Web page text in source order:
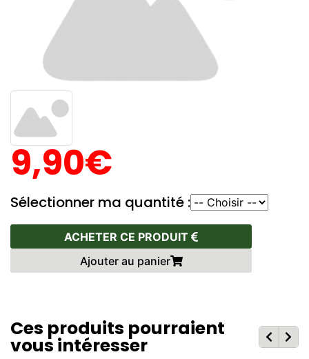
9,90€
Sélectionner ma quantité :
ACHETER CE PRODUIT
Ajouter au panier
Ces produits pourraient
vous intéresser